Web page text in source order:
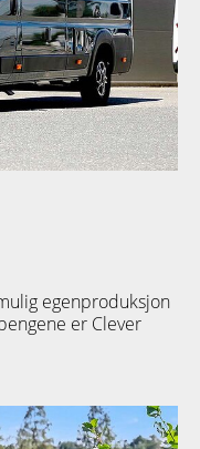
egenproduksjon
er Clever